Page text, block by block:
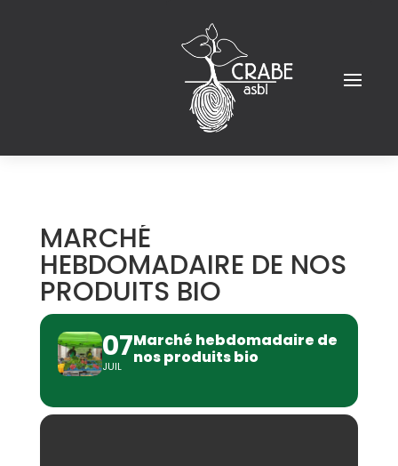
MARCHÉ
HEBDOMADAIRE DE NOS
PRODUITS BIO
07
JUIL
Marché hebdomadaire de
nos produits bio